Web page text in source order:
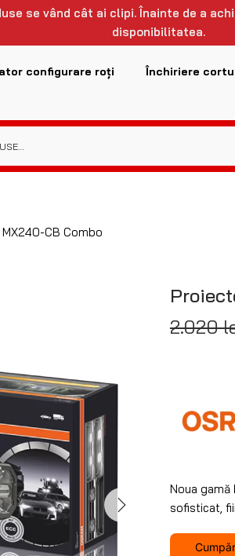
se vând cât ai clipi. Înainte de a
disponibilitatea.
configurare roți Închiriere
CB Combo
2.020
Noua gamă
sofisticat,